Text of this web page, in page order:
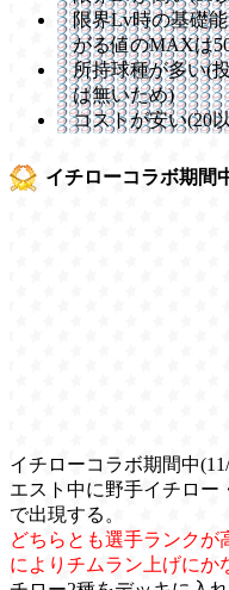
限界Lv時の基礎
がる値のMAXは
所持球種が多い(
は無いため)
コストが安い(20
イチローコラボ期間
イチローコラボ期間中
エスト中に野手イチロー
で出現する。
どちらとも選手ランクが
によりチムラン上げにか